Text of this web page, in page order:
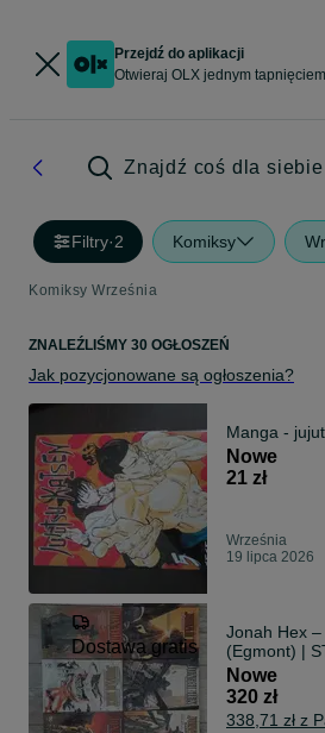
Przejdź do aplikacji
Otwieraj OLX jednym tapnięciem
Znajdź coś dla siebie
Filtry·2 Komiksy
Komiksy Września
ZNALEŹLIŚMY 30 OGŁOSZEŃ
Jak pozycjonowane są ogłoszenia?
Manga -
Nowe
21 zł
Września
19 lipca 2026
Dostawa gratis
Jonah Hex
(Egmont) |
NOWE!
Nowe
320 zł
338,71 zł z